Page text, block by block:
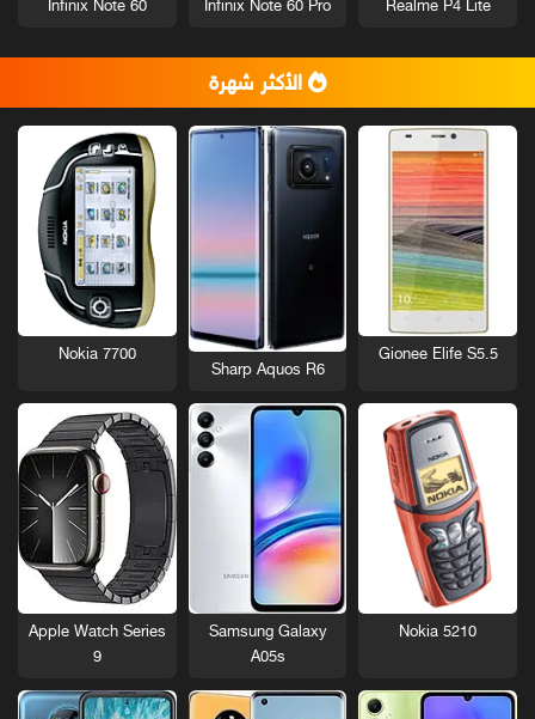
Realme P4 Lite
Infinix Note 60 Pro
Infinix Note 60
الأكثر شهرة
Gionee Elife S5.5
Sharp Aquos R6
Nokia 7700
Nokia 5210
Samsung Galaxy
A05s
Apple Watch Series
9